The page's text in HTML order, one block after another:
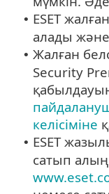
• ESET
алады
• Жалған
Security
келісіміне
• ESET
сатып